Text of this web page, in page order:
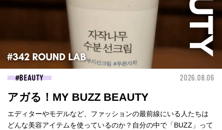
BEAUTY 2026.08.06
アガる！MY BUZZ BEAUTY
エディターやモデルなど、ファッションの最前線にいる人たちは
どんな美容アイテムを使っているのか？自分の中で「BUZZ」って